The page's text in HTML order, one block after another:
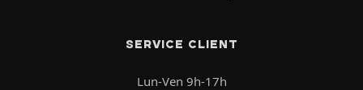
SERVICE CLIENT
Lun-Ven 9h-17h